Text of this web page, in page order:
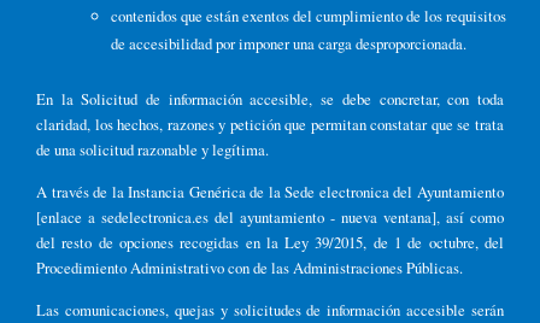
contenidos que están exentos del cumplimiento de los requisitos
de accesibilidad por imponer una carga desproporcionada.
En la Solicitud de información accesible, se debe concretar, con toda
claridad, los hechos, razones y petición que permitan constatar que se trata
de una solicitud razonable y legítima.
A través de la Instancia Genérica de la Sede electronica del Ayuntamiento
[enlace a sedelectronica.es del ayuntamiento - nueva ventana], así como
del resto de opciones recogidas en la Ley 39/2015, de 1 de octubre, del
Procedimiento Administrativo con de las Administraciones Públicas.
Las comunicaciones, quejas y solicitudes de información accesible serán